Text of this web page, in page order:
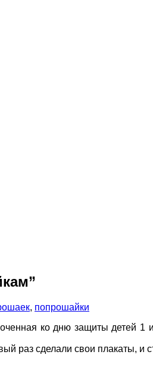
, попрошайки
ко дню защиты детей 1
раз сделали свои плакаты, и